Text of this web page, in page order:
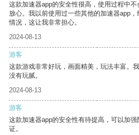
这款加速器app的安全性很高，使用过程中
放心。我以前使用过一些其他的加速器app
情况，这让我非常担心。
2024-08-13
游客
这款游戏非常好玩，画面精美，玩法丰富。
没有玩腻。
2024-08-13
游客
这款加速器app的安全性有待提高，可以加
证。